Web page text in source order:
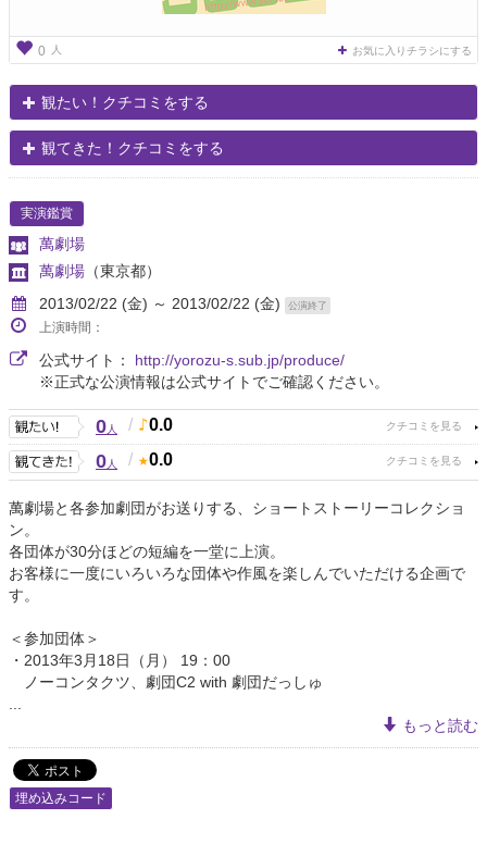
0 人 お気に入りチラシにする
観たい！クチコミをする
観てきた！クチコミをする
実演鑑賞
萬劇場
萬劇場 （東京都）
2013/02/22 (金) ～ 2013/02/22 (金)
公演終了
上演時間：
公式サイト： http://yorozu-s.sub.jp/produce/
※正式な公演情報は公式サイトでご確認ください。
0人 / 0.0
0人 / 0.0
萬劇場と各参加劇団がお送りする、ショートストーリーコレクショ
ン。
各団体が30分ほどの短編を一堂に上演。
お客様に一度にいろいろな団体や作風を楽しんでいただける企画で
す。
＜参加団体＞
・2013年3月18日（月） 19：00
ノーコンタクツ、劇団C2 with 劇団だっしゅ
もっと読む
埋め込みコード